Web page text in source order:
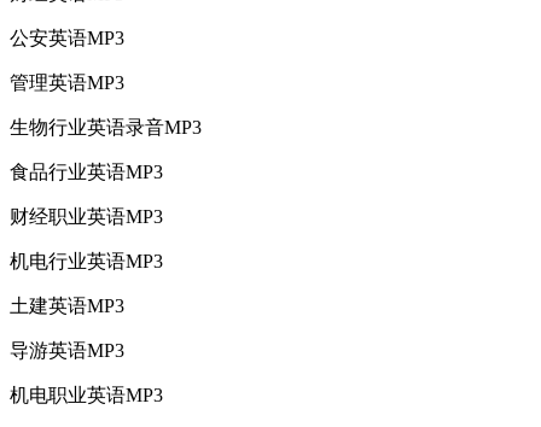
公安英语MP3
管理英语MP3
生物行业英语录音MP3
食品行业英语MP3
财经职业英语MP3
机电行业英语MP3
土建英语MP3
导游英语MP3
机电职业英语MP3